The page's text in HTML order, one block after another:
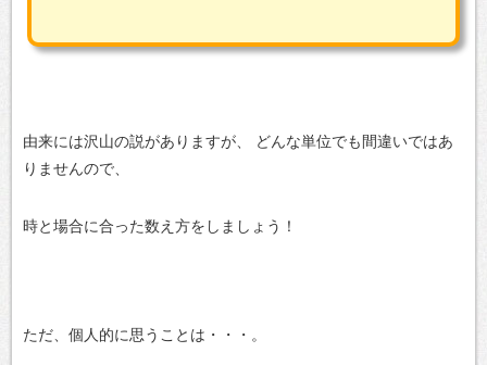
由来には沢山の説がありますが、
どんな単位でも間違いではあ
りませんので、
時と場合に合った数え方をしましょう！
ただ、個人的に思うことは・・・。